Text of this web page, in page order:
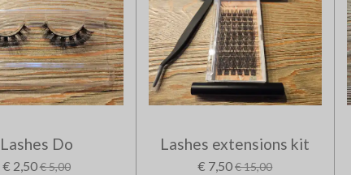
Lashes Do
€ 2,50€ 5,00
Lashes extensions kit
€ 7,50€ 15,00